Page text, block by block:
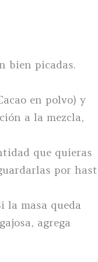
bien picadas.
en polvo) y
a la mezcla,
que quieras
por
la masa queda
agrega